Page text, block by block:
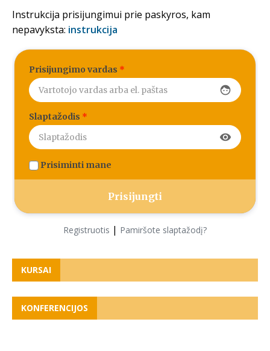
Instrukcija prisijungimui prie paskyros, kam
nepavyksta: instrukcija
Prisijungimo vardas *
face
Slaptažodis *
visibility
Prisiminti mane
Registruotis | Pamiršote slaptažodį?
KURSAI
KONFERENCIJOS